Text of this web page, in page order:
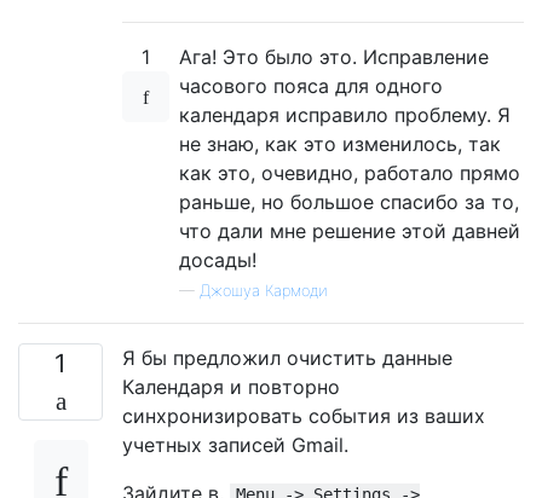
1
Ага! Это было это. Исправление
часового пояса для одного
календаря исправило проблему. Я
не знаю, как это изменилось, так
как это, очевидно, работало прямо
раньше, но большое спасибо за то,
что дали мне решение этой давней
досады!
— Джошуа Кармоди
1
Я бы предложил очистить данные
Календаря и повторно
синхронизировать события из ваших
учетных записей Gmail.
Зайдите в,
Menu -> Settings ->